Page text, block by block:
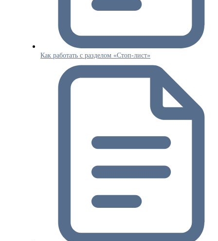
Как работать с разделом «Стоп-лист»